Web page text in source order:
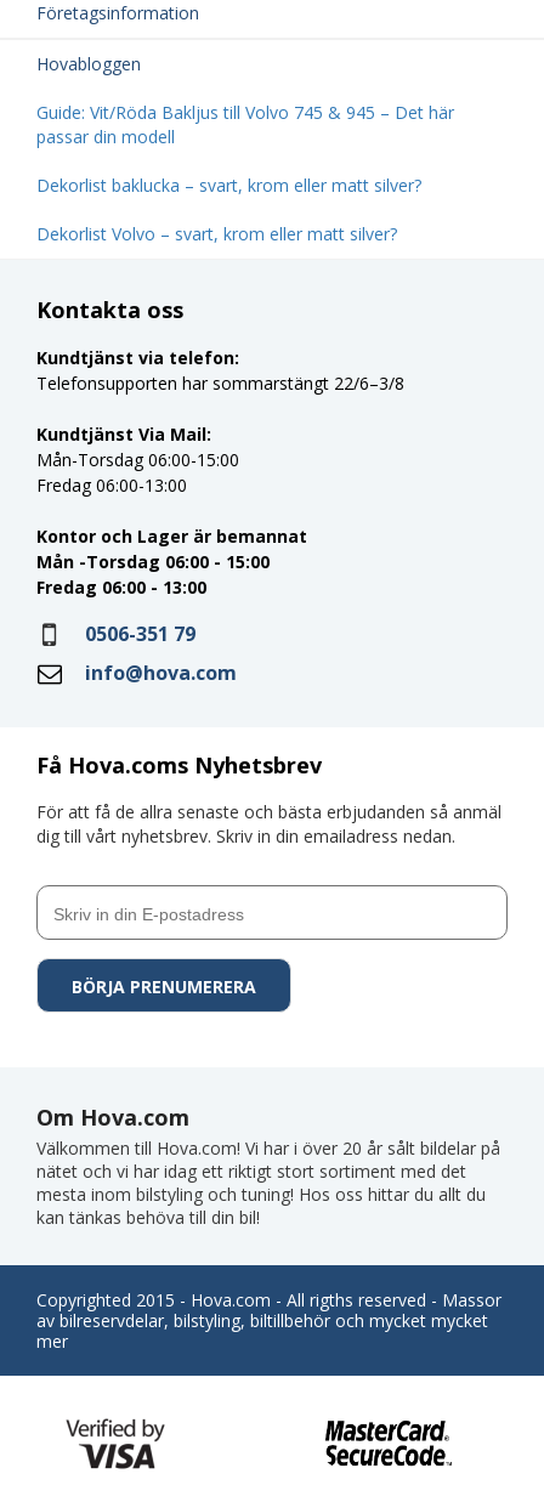
Företagsinformation
Hovabloggen
Guide: Vit/Röda Bakljus till Volvo 745 & 945 – Det här
passar din modell
Dekorlist baklucka – svart, krom eller matt silver?
Dekorlist Volvo – svart, krom eller matt silver?
Få Hova.coms Nyhetsbrev
För att få de allra senaste och bästa erbjudanden så anmäl
dig till vårt nyhetsbrev. Skriv in din emailadress nedan.
Kontakta oss
Kundtjänst via telefon:
Telefonsupporten har sommarstängt 22/6–3/8
Kundtjänst Via Mail:
Mån-Torsdag 06:00-15:00
Fredag 06:00-13:00
Kontor och Lager är bemannat
Mån -Torsdag 06:00 - 15:00
Fredag 06:00 - 13:00
0506-351 79
info@hova.com
Om Hova.com
Välkommen till Hova.com! Vi har i över 20 år sålt bildelar på
nätet och vi har idag ett riktigt stort sortiment med det
mesta inom bilstyling och tuning! Hos oss hittar du allt du
kan tänkas behöva till din bil!
Copyrighted 2015 - Hova.com - All rigths reserved - Massor
av bilreservdelar, bilstyling, biltillbehör och mycket mycket
mer